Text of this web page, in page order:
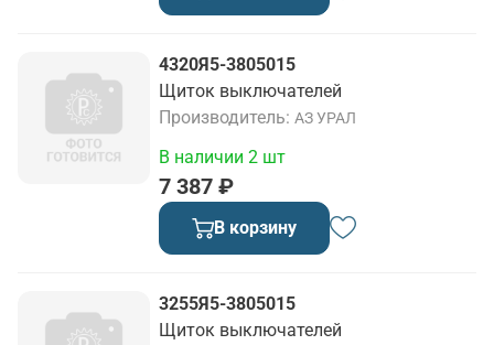
4320Я5-3805015
Щиток выключателей
Производитель АЗ УРАЛ
7 387 ₽
В наличии 2 шт
В корзину
3255Я5-3805015
Щиток выключателей